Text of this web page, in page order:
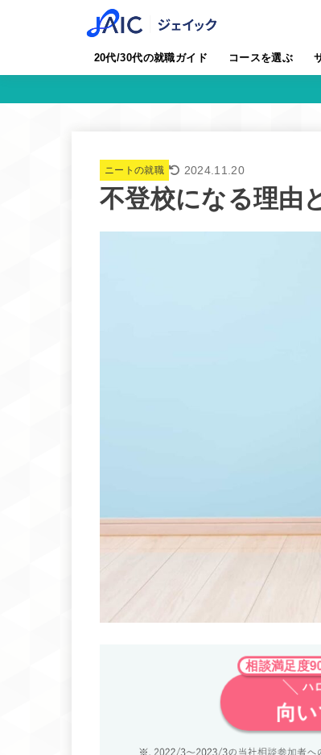
20代/30代の就職ガイド コースを選ぶ
ニートの就職 2024.11.20
不登校になる理由
相談満足度
ハ
向